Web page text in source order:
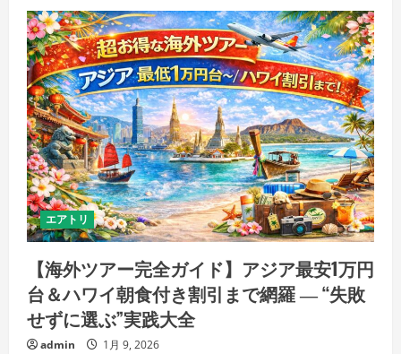
エアトリ
【海外ツアー完全ガイド】アジア最安1万円
台＆ハワイ朝食付き割引まで網羅 ― “失敗
せずに選ぶ”実践大全
admin 1月 9, 2026